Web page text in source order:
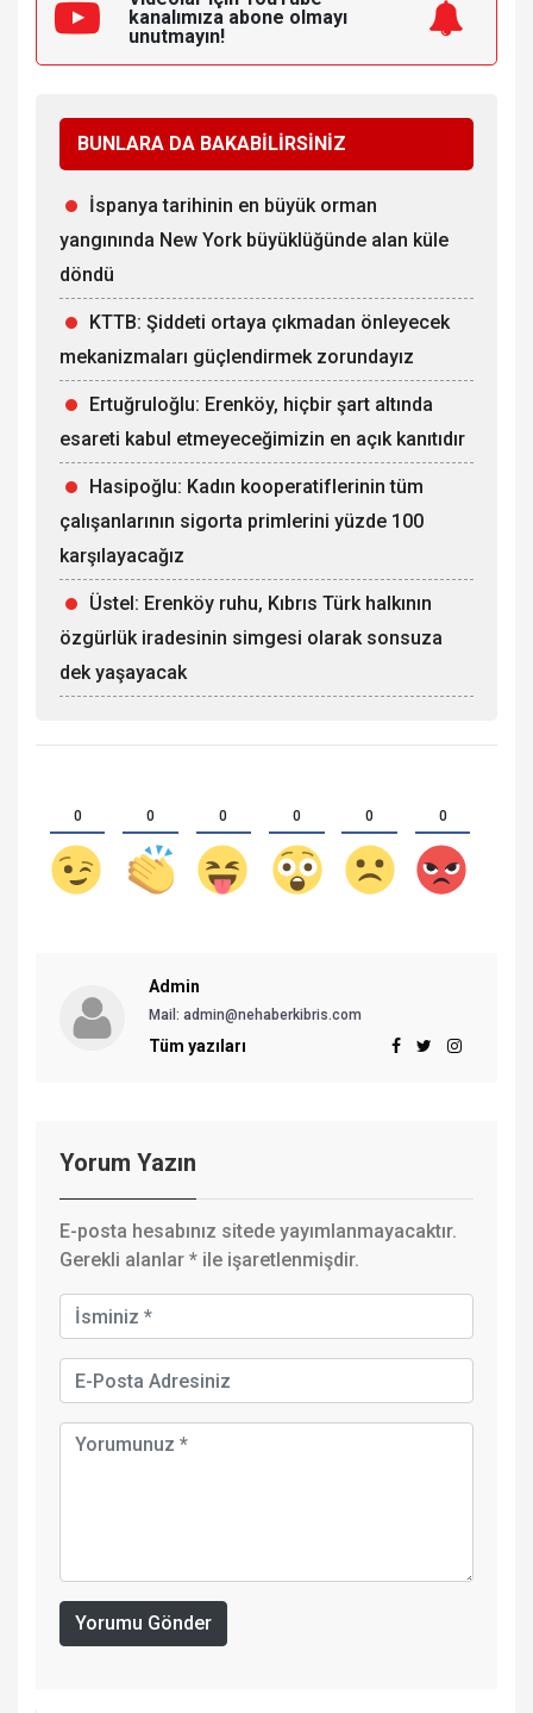
kanalımıza abone olmayı
unutmayın!
BUNLARA DA BAKABİLİRSİNİZ
İspanya tarihinin en büyük orman
yangınında New York büyüklüğünde alan küle
döndü
KTTB: Şiddeti ortaya çıkmadan önleyecek
mekanizmaları güçlendirmek zorundayız
Ertuğruloğlu: Erenköy, hiçbir şart altında
esareti kabul etmeyeceğimizin en açık kanıtıdır
Hasipoğlu: Kadın kooperatiflerinin tüm
çalışanlarının sigorta primlerini yüzde 100
karşılayacağız
Üstel: Erenköy ruhu, Kıbrıs Türk halkının
özgürlük iradesinin simgesi olarak sonsuza
dek yaşayacak
0 0 0 0 0 0
Admin
Mail: admin@nehaberkibris.com
Tüm yazıları
Yorum Yazın
E-posta hesabınız sitede yayımlanmayacaktır.
Gerekli alanlar * ile işaretlenmişdir.
Yorumu Gönder